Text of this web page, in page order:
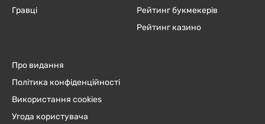
Гравці
Рейтинг букмекерів
Рейтинг казино
Про видання
Політика конфіденційності
Використання cookies
Угода користувача